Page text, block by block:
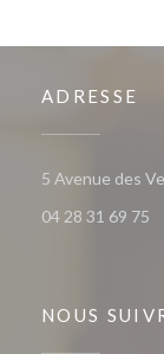
ADRESSE
5 Avenue des
04 28 31 69 75
NOUS